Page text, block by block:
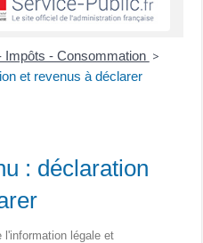
Impôts - Consommation >
et revenus à déclarer
: déclaration
l'information légale et